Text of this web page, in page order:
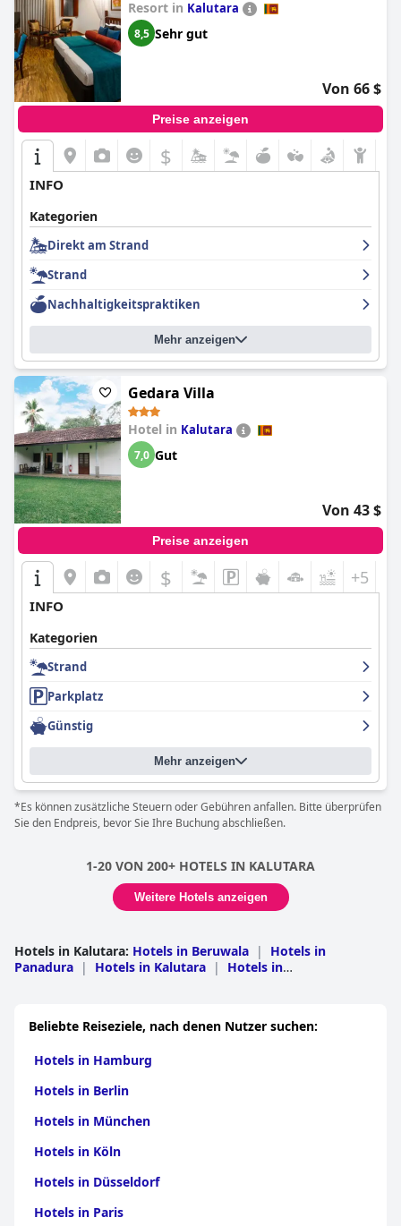
Resort in Kalutara
8,5 Sehr gut
Von 66 $
Preise anzeigen
$
INFO
Kategorien
Direkt am Strand
Strand
Nachhaltigkeitspraktiken
Mehr anzeigen
Gedara Villa
Hotel in Kalutara
7,0 Gut
Von 43 $
Preise anzeigen
$ +5
INFO
Kategorien
Strand
Parkplatz
Günstig
Mehr anzeigen
*Es können zusätzliche Steuern oder Gebühren anfallen. Bitte überprüfen
Sie den Endpreis, bevor Sie Ihre Buchung abschließen.
1-20 VON 200+ HOTELS IN KALUTARA
Weitere Hotels anzeigen
Hotels in Kalutara: Hotels in Beruwala |
Hotels in
Panadura | Hotels in Kalutara |
Hotels in
Agalawatta | Hotels in Dodangoda
Beliebte Reiseziele, nach denen Nutzer suchen:
Hotels in Hamburg
Hotels in Berlin
Hotels in München
Hotels in Köln
Hotels in Düsseldorf
Hotels in Paris